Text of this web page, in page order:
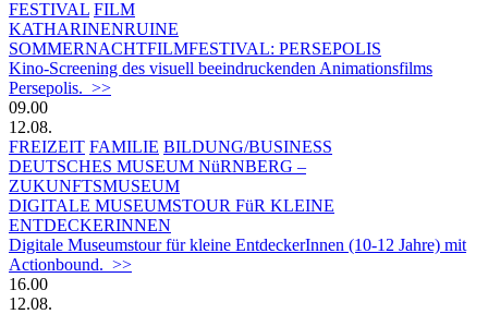
FESTIVAL FILM
KATHARINENRUINE
SOMMERNACHTFILMFESTIVAL: PERSEPOLIS
Kino-Screening des visuell beeindruckenden Animationsfilms
Persepolis. >>
09.00
12.08.
FREIZEIT FAMILIE BILDUNG/BUSINESS
DEUTSCHES MUSEUM NüRNBERG –
ZUKUNFTSMUSEUM
DIGITALE MUSEUMSTOUR FüR KLEINE
ENTDECKERINNEN
Digitale Museumstour für kleine EntdeckerInnen (10-12 Jahre) mit
Actionbound. >>
16.00
12.08.